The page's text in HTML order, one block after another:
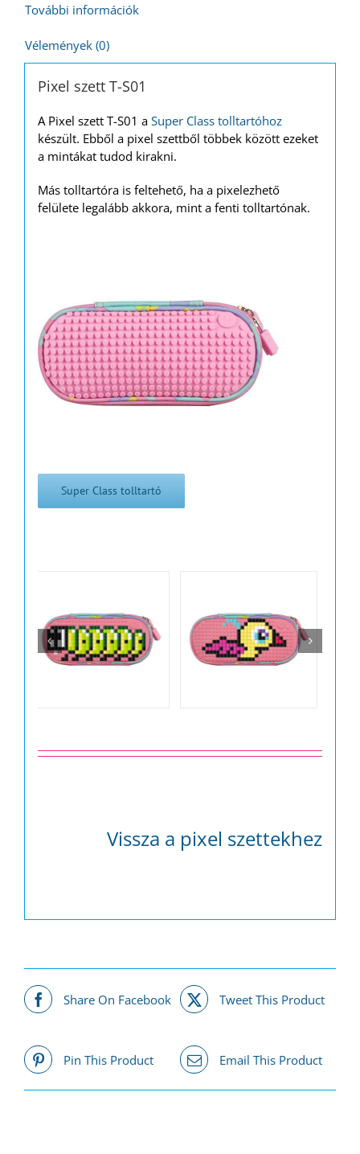
További információk
Vélemények (0)
Pixel szett T-S01
A Pixel szett T-S01 a Super Class tolltartóhoz
készült. Ebből a pixel szettből többek között ezeket
a mintákat tudod kirakni.
Más tolltartóra is feltehető, ha a pixelezhető
felülete legalább akkora, mint a fenti tolltartónak.
Super Class tolltartó
Vissza a pixel szettekhez
Share On Facebook Tweet This Product
Pin This Product Email This Product